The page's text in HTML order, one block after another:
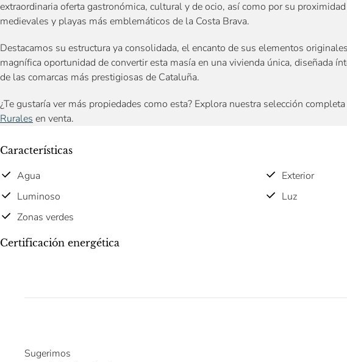
extraordinaria oferta gastronómica, cultural y de ocio, así como por su
medievales y playas más emblemáticos de la Costa Brava.
Destacamos su estructura ya consolidada, el encanto de sus elementos
magnífica oportunidad de convertir esta masía en una vivienda única, diseñada
de las comarcas más prestigiosas de Cataluña.
¿Te gustaría ver más propiedades como esta? Explora nuestra selección
Rurales en venta.
Características
Agua
Exterior
Luminoso
Luz
Zonas verdes
Certificación energética
Sugerimos